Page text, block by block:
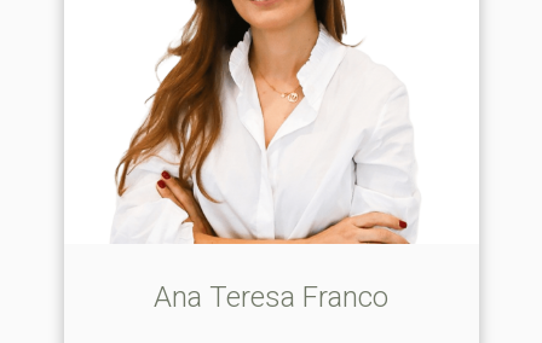
Ana Teresa Franco